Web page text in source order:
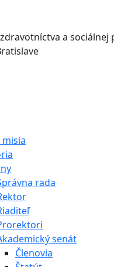
a sociálnej
misia
rada
senát
Členovia